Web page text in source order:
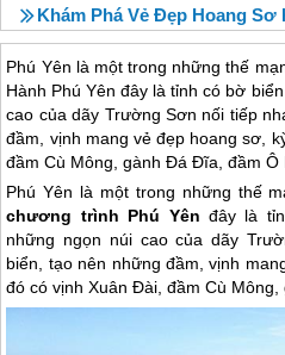
Khám Phá Vẻ Đẹp Hoang Sơ
Phú Yên là một trong những thế
Hành Phú Yên đây là tỉnh có bờ
cao của dãy Trường Sơn nối tiếp
đầm, vịnh mang vẻ đẹp hoang sơ,
đầm Cù Mông, gành Đá Đĩa, đầm
Phú Yên là một trong những thế
chương trình Phú Yên đây là
những ngọn núi cao của dãy
biển, tạo nên những đầm, vịnh
đó có vịnh Xuân Đài, đầm Cù